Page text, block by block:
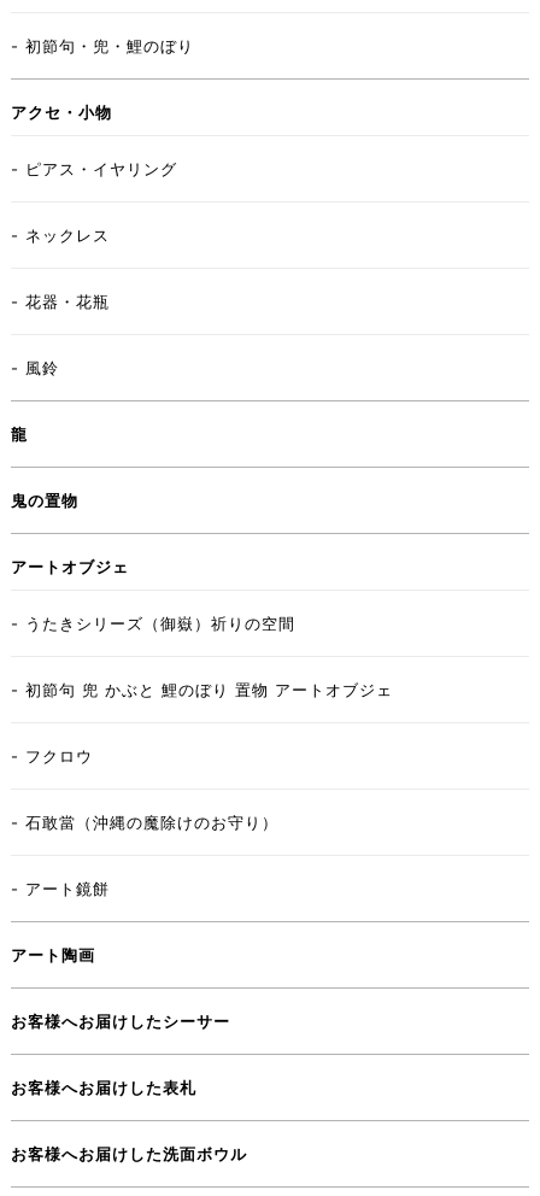
- 初節句・兜・鯉のぼり
アクセ・小物
- ピアス・イヤリング
- ネックレス
- 花器・花瓶
- 風鈴
龍
鬼の置物
アートオブジェ
- うたきシリーズ（御嶽）祈りの空間
- 初節句 兜 かぶと 鯉のぼり 置物 アートオブジェ
- フクロウ
- 石敢當（沖縄の魔除けのお守り）
- アート鏡餅
アート陶画
お客様へお届けしたシーサー
お客様へお届けした表札
お客様へお届けした洗面ボウル